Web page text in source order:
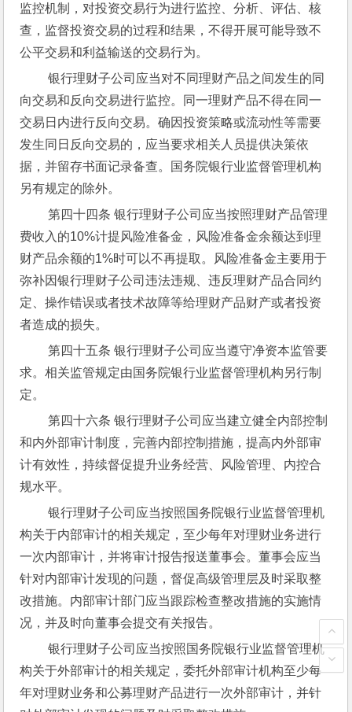
监控机制，对投资交易行为进行监控、分析、评估、核
查，监督投资交易的过程和结果，不得开展可能导致不
公平交易和利益输送的交易行为。
银行理财子公司应当对不同理财产品之间发生的同
向交易和反向交易进行监控。同一理财产品不得在同一
交易日内进行反向交易。确因投资策略或流动性等需要
发生同日反向交易的，应当要求相关人员提供决策依
据，并留存书面记录备查。国务院银行业监督管理机构
另有规定的除外。
第四十四条 银行理财子公司应当按照理财产品管理
费收入的10%计提风险准备金，风险准备金余额达到理
财产品余额的1%时可以不再提取。风险准备金主要用于
弥补因银行理财子公司违法违规、违反理财产品合同约
定、操作错误或者技术故障等给理财产品财产或者投资
者造成的损失。
第四十五条 银行理财子公司应当遵守净资本监管要
求。相关监管规定由国务院银行业监督管理机构另行制
定。
第四十六条 银行理财子公司应当建立健全内部控制
和内外部审计制度，完善内部控制措施，提高内外部审
计有效性，持续督促提升业务经营、风险管理、内控合
规水平。
银行理财子公司应当按照国务院银行业监督管理机
构关于内部审计的相关规定，至少每年对理财业务进行
一次内部审计，并将审计报告报送董事会。董事会应当
针对内部审计发现的问题，督促高级管理层及时采取整
改措施。内部审计部门应当跟踪检查整改措施的实施情
况，并及时向董事会提交有关报告。
银行理财子公司应当按照国务院银行业监督管理机
构关于外部审计的相关规定，委托外部审计机构至少每
年对理财业务和公募理财产品进行一次外部审计，并针